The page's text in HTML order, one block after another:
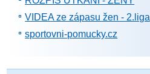
VIDEA ze zápasu žen - 2.liga
sportovni-pomucky.cz